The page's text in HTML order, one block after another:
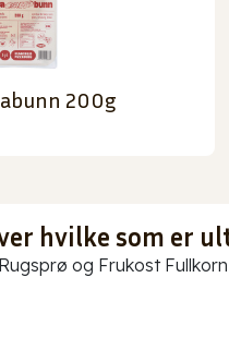
200g
hvilke som er
og Frukost